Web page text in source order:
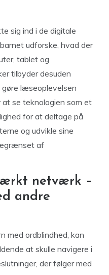
sig ind i de digitale
udforske, hvad der
tablet og
tilbyder desuden
gøre læseoplevelsen
se teknologien som et
for at deltage på
og udvikle sine
af
netværk –
andre
med ordblindhed, kan
at skulle navigere i
der følger med